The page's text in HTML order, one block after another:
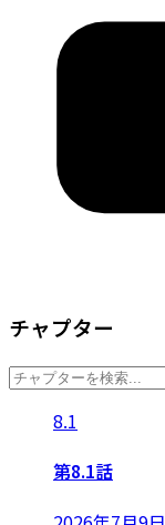
チャプター
8.1
第8.1話